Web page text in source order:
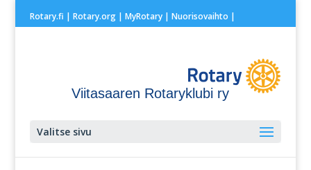
Rotary.fi | Rotary.org| MyRotary | Nuorisovaihto |
Viitasaaren Rotaryklubi ry
Valitse sivu